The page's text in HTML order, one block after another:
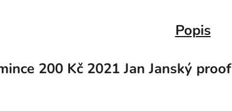
Popis
200 Kč 2021 Jan Janský proof